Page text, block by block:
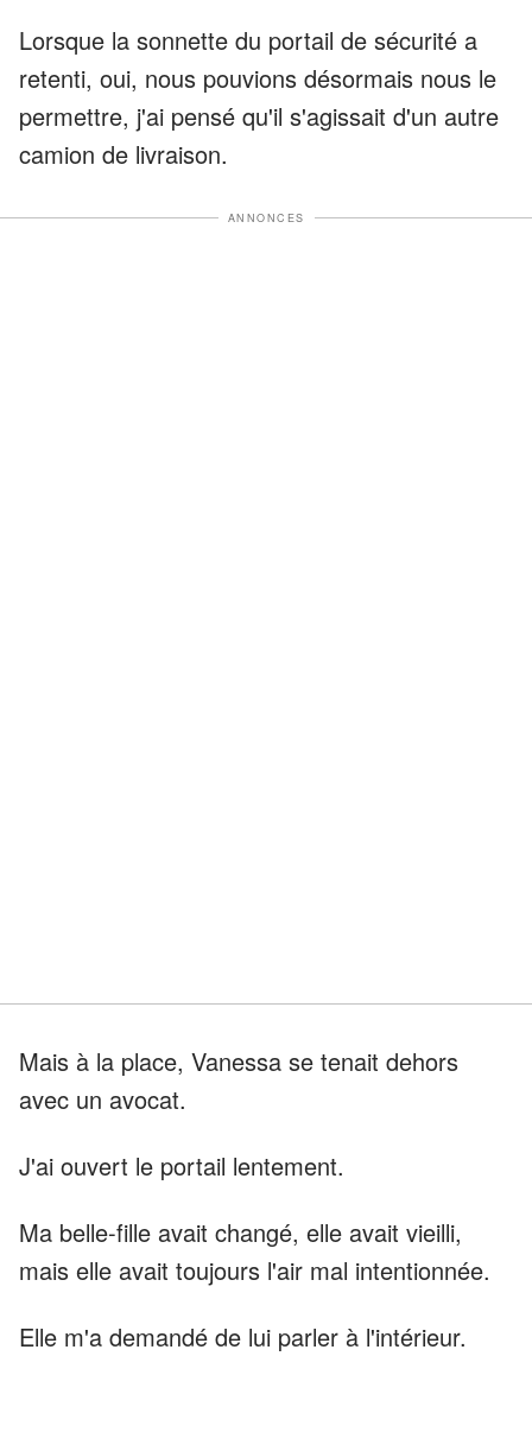
Lorsque la sonnette du portail de sécurité a
retenti, oui, nous pouvions désormais nous le
permettre, j'ai pensé qu'il s'agissait d'un autre
camion de livraison.
ANNONCES
Mais à la place, Vanessa se tenait dehors
avec un avocat.
J'ai ouvert le portail lentement.
Ma belle-fille avait changé, elle avait vieilli,
mais elle avait toujours l'air mal intentionnée.
Elle m'a demandé de lui parler à l'intérieur.